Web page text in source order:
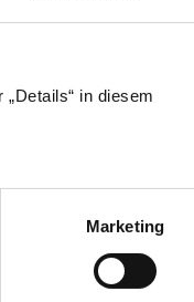
in diesem
Marketing